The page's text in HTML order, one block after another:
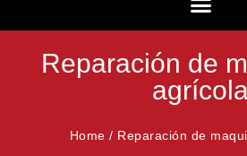
Reparación de
Home / Reparación de